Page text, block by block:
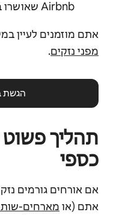
Airbnb שאושרו בשל נזק שנגרם על ידי אורחים.
אתם מוזמנים לעיין
מפני נזקים.
הגשת
תהליך
כספי
אם אורחים גורמים
אתם (או מארחים-